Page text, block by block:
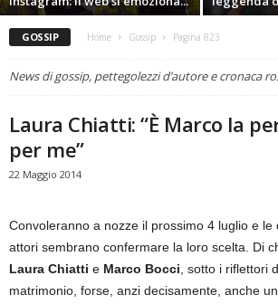
GOSSIP Home Gossip Pagina 823
News di gossip, pettegolezzi d’autore e cronaca
Laura Chiatti: “È Marco la
per me”
22 Maggio 2014
Convoleranno a nozze il prossimo 4 luglio e le
attori sembrano confermare la loro scelta. Di
Laura Chiatti e Marco Bocci , sotto i riflettori
matrimonio, forse, anzi decisamente, anche un